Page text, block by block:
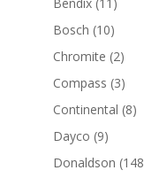
Bosch 1010
Chromite 22
Compass 33
Continental 88
Dayco 99
Donaldson 148